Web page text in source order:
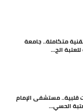
متكاملة.. جامعة
للعتبة الح...
قلبية.. مستشفى الإمام
الحسي...